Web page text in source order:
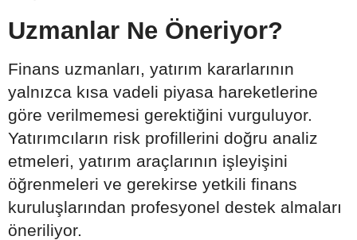
Uzmanlar Ne Öneriyor?
Finans uzmanları, yatırım kararlarının
yalnızca kısa vadeli piyasa hareketlerine
göre verilmemesi gerektiğini vurguluyor.
Yatırımcıların risk profillerini doğru analiz
etmeleri, yatırım araçlarının işleyişini
öğrenmeleri ve gerekirse yetkili finans
kuruluşlarından profesyonel destek almaları
öneriliyor.